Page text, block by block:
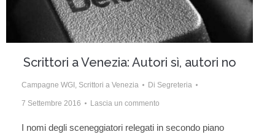
Scrittori a Venezia: Autori sì, autori no
Campagne WGI , Scrittori a Venezia Di Segreteria
7 Settembre 2016 Lascia un commento
I nomi degli sceneggiatori relegati in secondo piano